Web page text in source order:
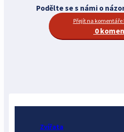
Podělte se s námi o
Přejít na komentáře
0
Zvířata